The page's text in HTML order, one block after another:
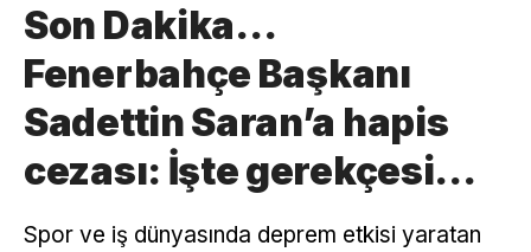
Son Dakika…
Fenerbahçe Başkanı
Sadettin Saran’a hapis
cezası: İşte gerekçesi…
Spor ve iş dünyasında deprem etkisi yaratan